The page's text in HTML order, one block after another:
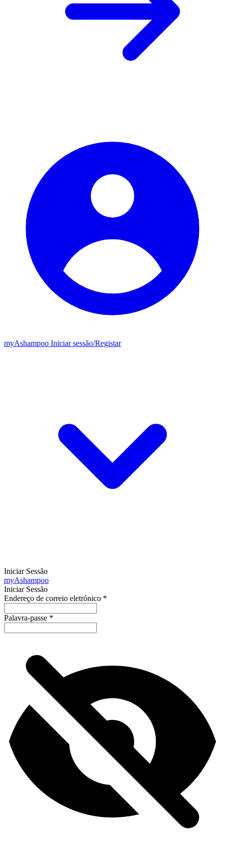
myAshampoo Iniciar sessão/Registar
Iniciar Sessão
myAshampoo
Iniciar Sessão
Endereço de correio eletrónico *
Palavra-passe *